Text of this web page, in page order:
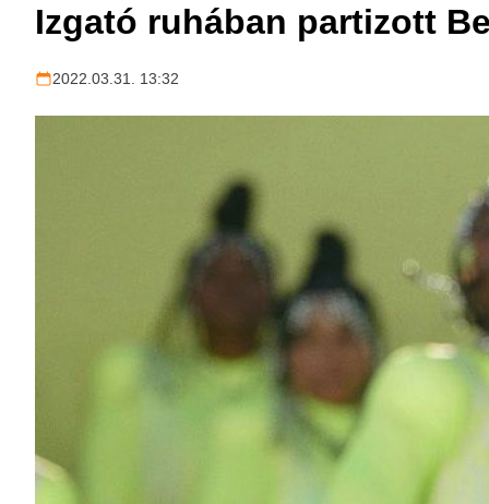
Izgató ruhában partizott
2022.03.31. 13:32